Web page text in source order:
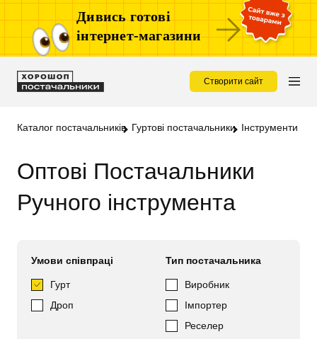
Дивись готові
інтернет-магазини
Створити сайт
Каталог постачальників Гуртові постачальники Інструменти опт
Оптові Постачальники
Ручного інструмента
Умови співпраці
Гурт
Дроп
Тип постачальника
Виробник
Імпортер
Реселер